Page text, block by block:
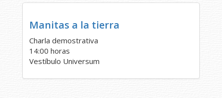
Manitas a la tierra
Charla demostrativa
14:00 horas
Vestíbulo Universum